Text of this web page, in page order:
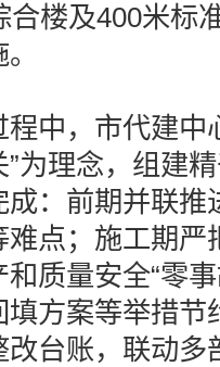
合楼及400米标
，市代建中
为理念，组建
：前期并联推
点；施工期严
质量安全“零
方案等举措节
台账，联动多